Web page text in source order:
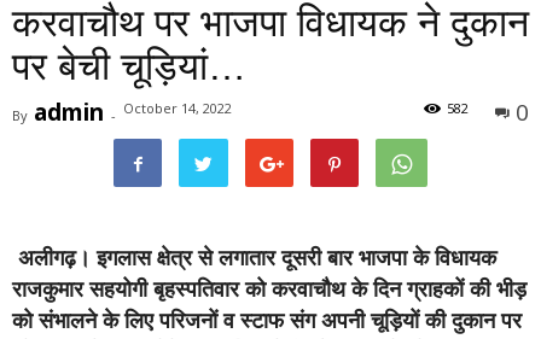
करवाचौथ पर भाजपा विधायक ने दुकान
पर बेची चूड़ियां…
By admin - October 14, 2022 0
582
अलीगढ़। इगलास क्षेत्र से लगातार दूसरी बार भाजपा के विधायक
राजकुमार सहयोगी बृहस्पतिवार को करवाचौथ के दिन ग्राहकों की भीड़
को संभालने के लिए परिजनों व स्टाफ संग अपनी चूड़ियों की दुकान पर